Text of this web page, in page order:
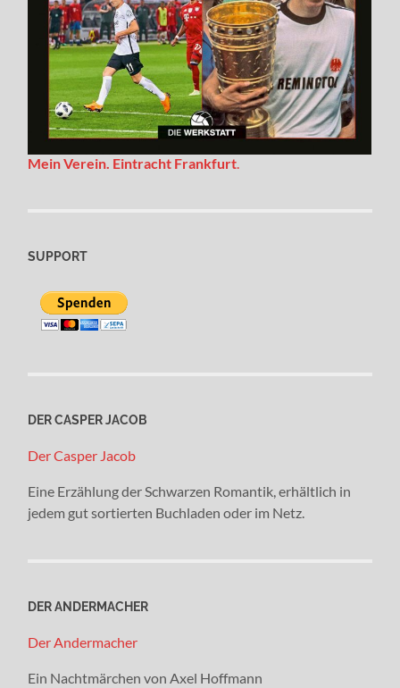
Mein Verein. Eintracht Frankfurt.
SUPPORT
DER CASPER JACOB
Der Casper Jacob
Eine Erzählung der Schwarzen Romantik, erhältlich in
jedem gut sortierten Buchladen oder im Netz.
DER ANDERMACHER
Der Andermacher
Ein Nachtmärchen von Axel Hoffmann